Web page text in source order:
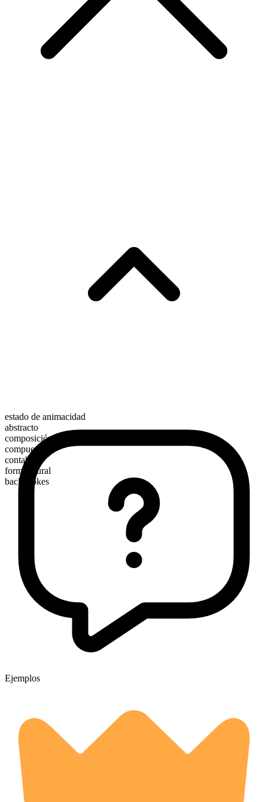
estado de animacidad
abstracto
composición morfológica
compuesto
contable
forma plural
backstrokes
Ejemplos